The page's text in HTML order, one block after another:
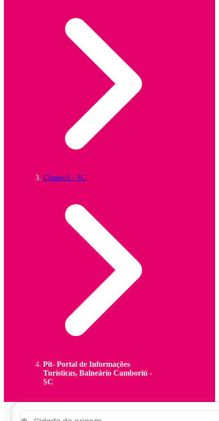
Chapecó - SC
Pit- Portal de Informações
Turísticas, Balneário Camboriú -
SC